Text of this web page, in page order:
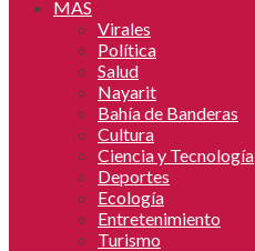
MAS
Virales
Política
Salud
Nayarit
Bahía de Banderas
Cultura
Ciencia y Tecnología
Deportes
Ecología
Entretenimiento
Turismo